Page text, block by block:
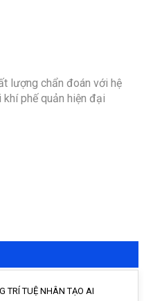
lượng chẩn đoán với hệ
phế quản hiện đại
TRÍ TUỆ NHÂN TẠO AI